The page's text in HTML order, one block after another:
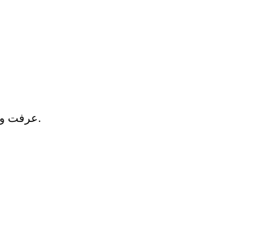
عرفت ولايات داخلية أبرزها ترارزه ولبراكنة، خلال 24 ساعة الماضية، تساقط كميات من الأمطار ما بين المتوسطة والخفيفة، وفقا لشبكة الاتصال بوزارة الداخلية.